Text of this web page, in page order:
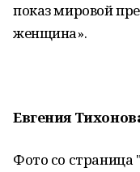
показ мировой
женщина».
Евгения
Фото со